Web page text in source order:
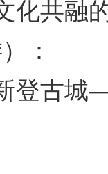
化共融
：
登古